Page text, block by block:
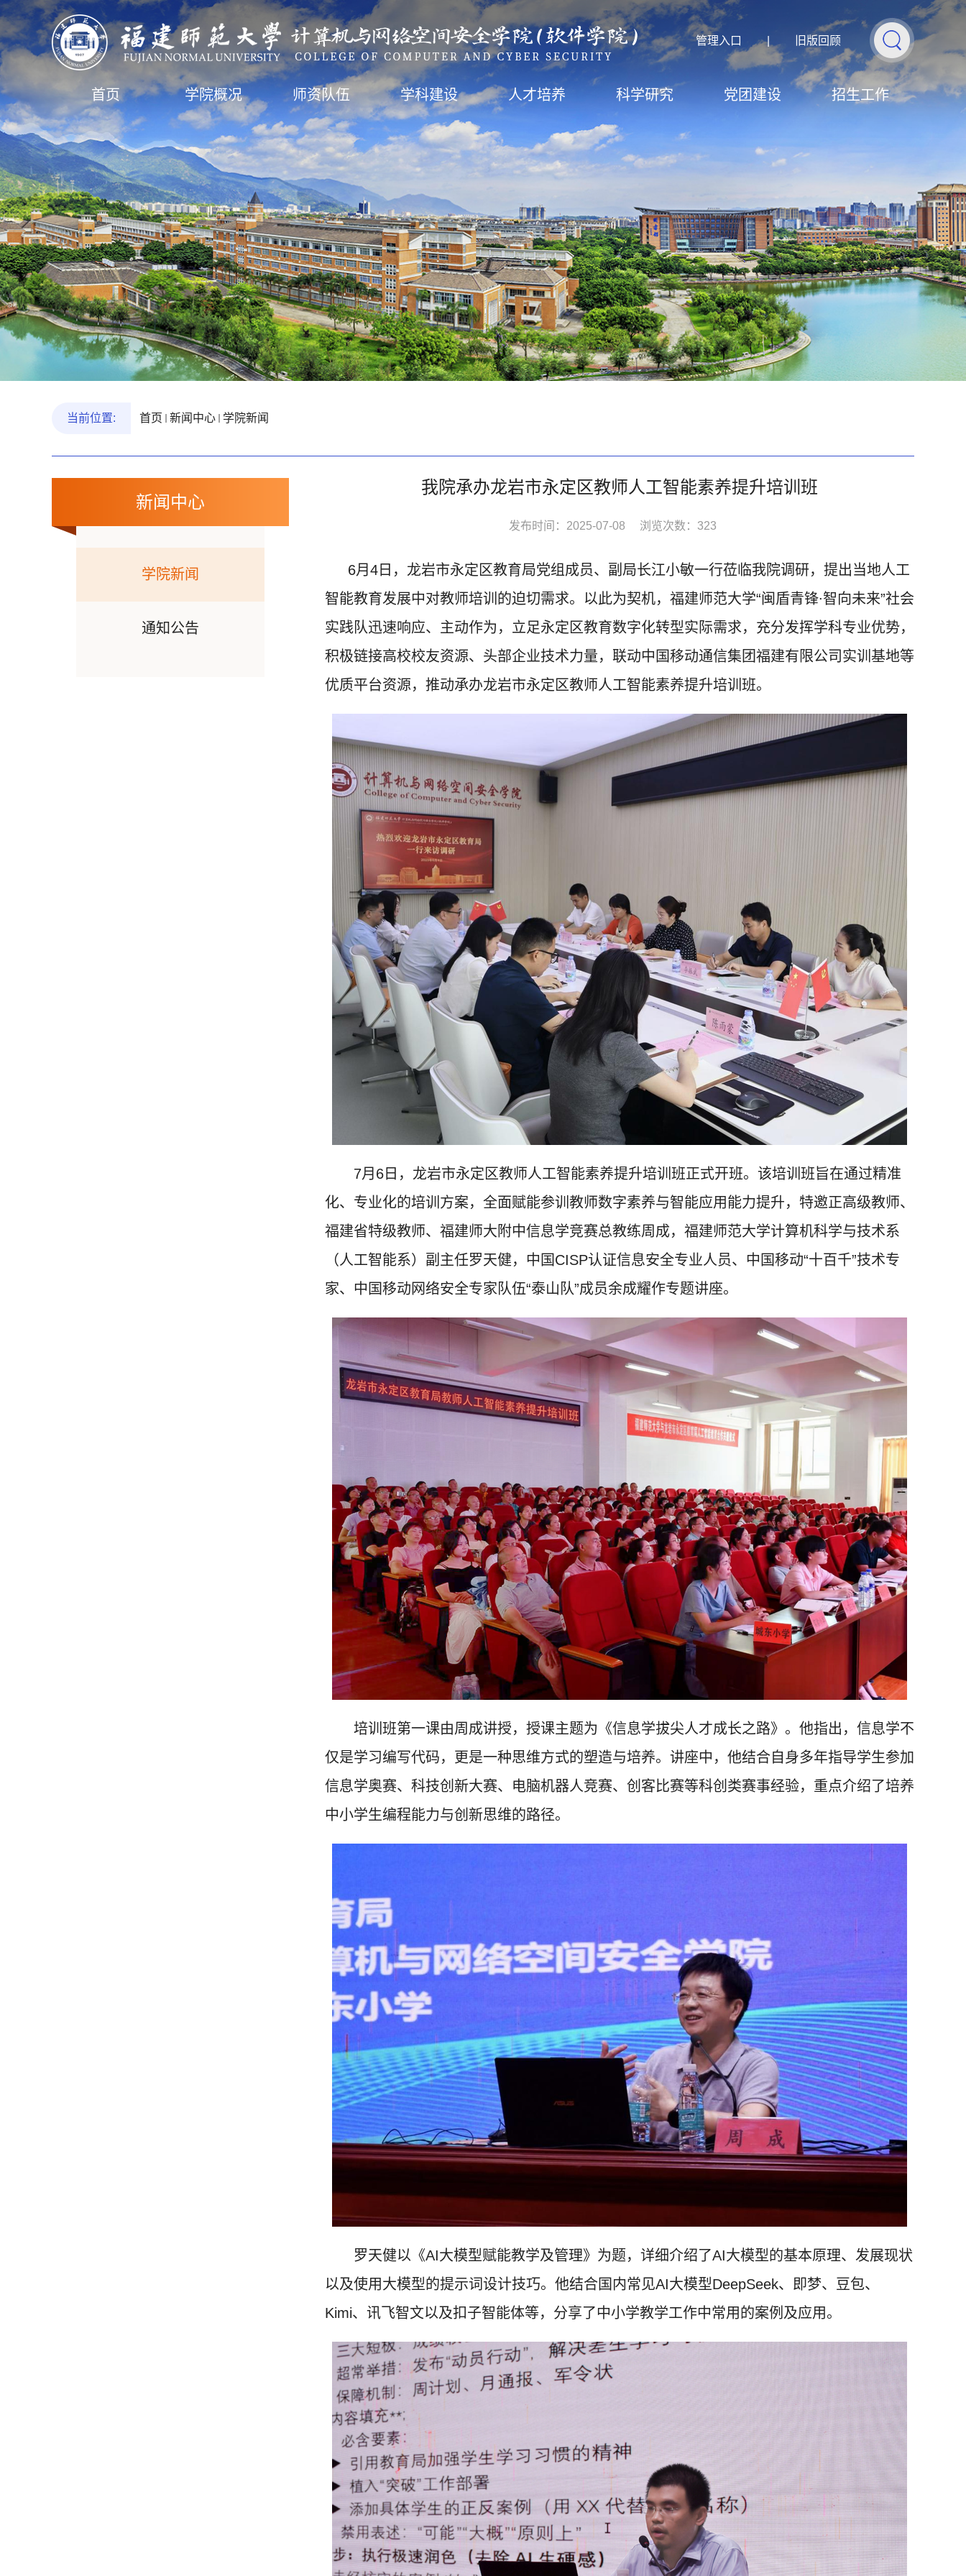
管理入口 | 旧版回顾
首页 学院概况 师资队伍 学科建设 人才培养 科学研究 党团建设 招生工作
当前位置: 首页 新闻中心 学院新闻
新闻中心
学院新闻
通知公告
我院承办龙岩市永定区教师人工智能素养提升培训班
发布时间：2025-07-08 浏览次数： 323
6月4日，龙岩市永定区教育局党组成员、副局长江小敏一行莅临我院调研，提出当地人工
智能教育发展中对教师培训的迫切需求。以此为契机，福建师范大学“闽盾青锋∙智向未来”社会
实践队迅速响应、主动作为，立足永定区教育数字化转型实际需求，充分发挥学科专业优势，
积极链接高校校友资源、头部企业技术力量，联动中国移动通信集团福建有限公司实训基地等
优质平台资源，推动承办龙岩市永定区教师人工智能素养提升培训班。
7月6日，龙岩市永定区教师人工智能素养提升培训班正式开班。该培训班旨在通过精准
化、专业化的培训方案，全面赋能参训教师数字素养与智能应用能力提升，特邀正高级教师、
福建省特级教师、福建师大附中信息学竞赛总教练周成，福建师范大学计算机科学与技术系
（人工智能系）副主任罗天健，中国CISP认证信息安全专业人员、中国移动“十百千”技术专
家、中国移动网络安全专家队伍“泰山队”成员余成耀作专题讲座。
培训班第一课由周成讲授，授课主题为《信息学拔尖人才成长之路》。他指出，信息学不
仅是学习编写代码，更是一种思维方式的塑造与培养。讲座中，他结合自身多年指导学生参加
信息学奥赛、科技创新大赛、电脑机器人竞赛、创客比赛等科创类赛事经验，重点介绍了培养
中小学生编程能力与创新思维的路径。
罗天健以《AI大模型赋能教学及管理》为题，详细介绍了AI大模型的基本原理、发展现状
以及使用大模型的提示词设计技巧。他结合国内常见AI大模型DeepSeek、即梦、豆包、
Kimi、讯飞智文以及扣子智能体等，分享了中小学教学工作中常用的案例及应用。